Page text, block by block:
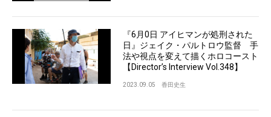
『6月0日 アイヒマンが処刑された
日』ジェイク・パルトロウ監督 手
法や視点を変えて描くホロコースト
【Director’s Interview Vol.348】
2023.09.05 香田史生